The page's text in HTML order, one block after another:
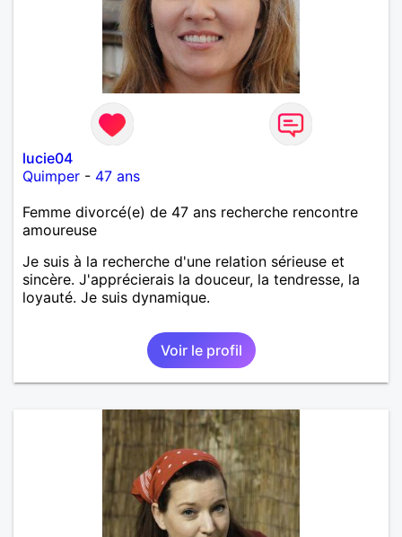
lucie04
Quimper - 47 ans
Femme divorcé(e) de 47 ans recherche rencontre
amoureuse
Je suis à la recherche d'une relation sérieuse et
sincère. J'apprécierais la douceur, la tendresse, la
loyauté. Je suis dynamique.
Voir le profil